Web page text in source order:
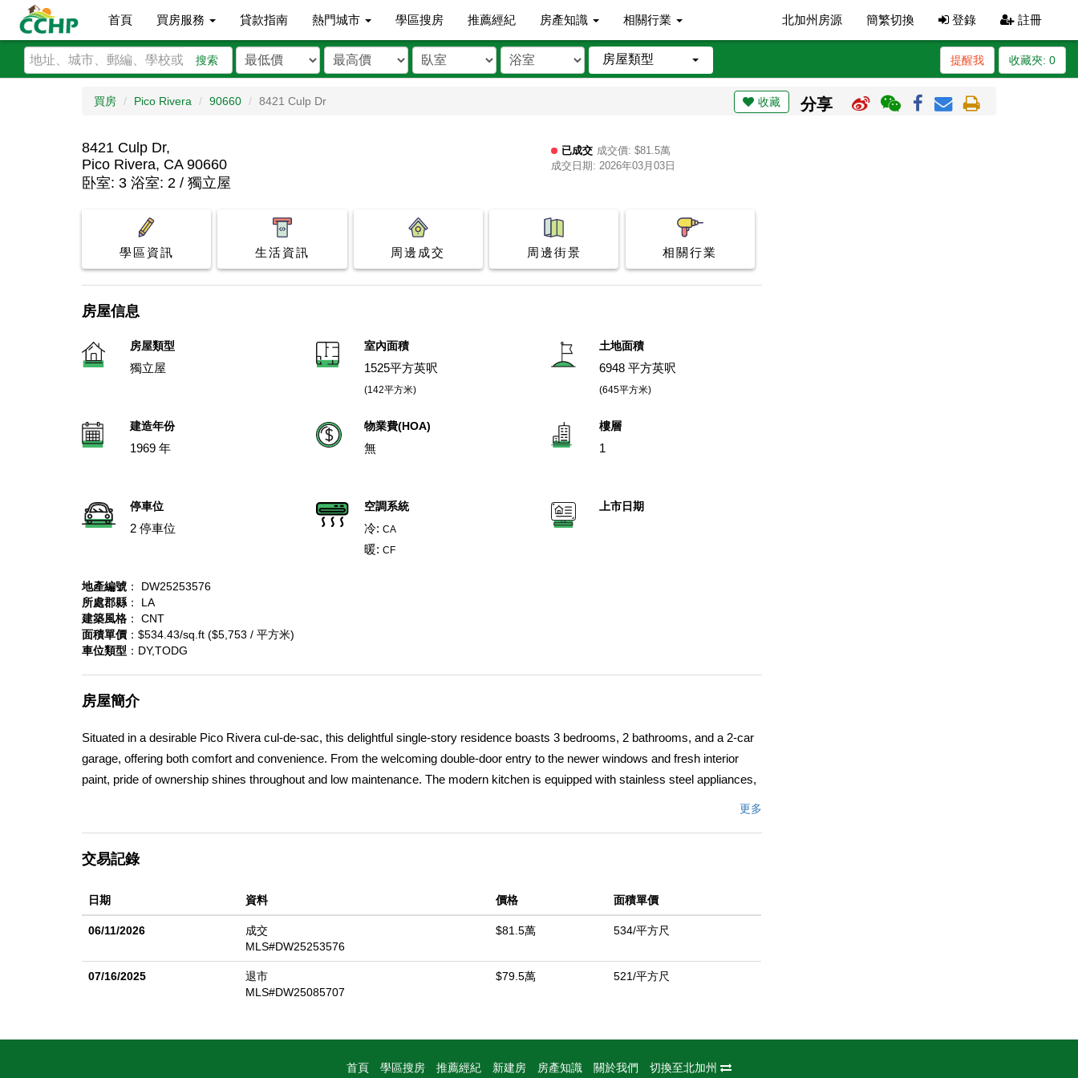
首頁 買房服務 貸款指南 熱門城市 學區搜房 推薦經紀 房產知識 相關行業 北加州房源 簡繁切換 登錄 註冊
搜索 房屋類型 收藏夾: 0
提醒我
買房 Pico Rivera 90660 8421 Culp Dr 收藏 分享
8421 Culp Dr,
Pico Rivera, CA 90660
已成交 成交價: $81.5萬
成交日期: 2026年03月03日
卧室: 3 浴室: 2 / 獨立屋
學區資訊 生活資訊 周邊成交 周邊街景 相關行業
房屋信息
房屋類型
獨立屋
室內面積
1525平方英呎
(142平方米)
土地面積
6948 平方英呎
(645平方米)
建造年份
1969 年
物業費(HOA)
無
樓層
1
停車位
2 停車位
空調系統
冷:CA
暖:CF
上市日期
地產編號 ： DW25253576
所處郡縣 ： LA
建築風格 ： CNT
面積單價 ：$534.43/sq.ft ($5,753 / 平方米)
車位類型 ：DY,TODG
房屋簡介
Situated in a desirable Pico Rivera cul-de-sac, this delightful single-story residence boasts 3 bedrooms, 2 bathrooms, and a 2-car
garage, offering both comfort and convenience. From the welcoming double-door entry to the newer windows and fresh interior
paint, pride of ownership shines throughout and low maintenance. The modern kitchen is equipped with stainless steel appliances,
exceptional property yours!
更多
交易記錄
日期 資料 價格 面積單價
06/11/2026
成交
MLS#DW25253576
$81.5萬 534/平方尺
07/16/2025
退市
MLS#DW25085707
$79.5萬 521/平方尺
首頁 學區搜房 推薦經紀 新建房 房產知識 關於我們 切換至北加州